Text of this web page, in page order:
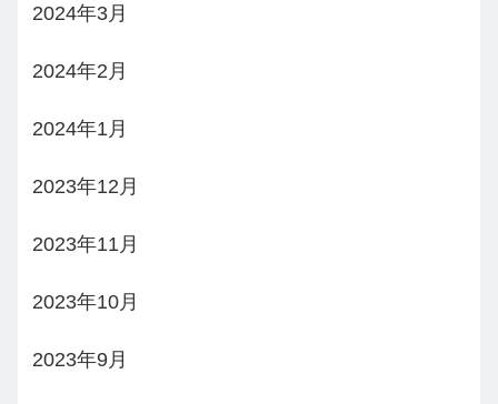
2024年3月
2024年2月
2024年1月
2023年12月
2023年11月
2023年10月
2023年9月